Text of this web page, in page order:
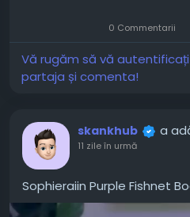
0 Commentarii
Vă rugăm să vă
partaja și comenta!
skankhub a
11 zile în urmă
Sophieraiin Purple Fishnet